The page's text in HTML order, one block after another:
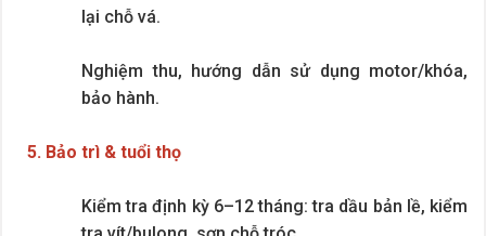
lại chỗ vá.
Nghiệm thu, hướng dẫn sử dụng motor/khóa,
bảo hành.
5. Bảo trì & tuổi thọ
Kiểm tra định kỳ 6–12 tháng: tra dầu bản lề, kiểm